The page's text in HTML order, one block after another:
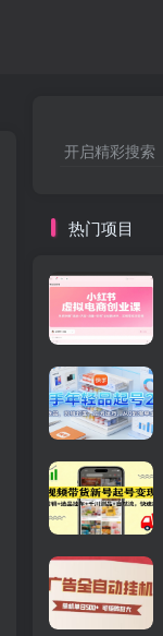
开启精彩搜索
热门项目